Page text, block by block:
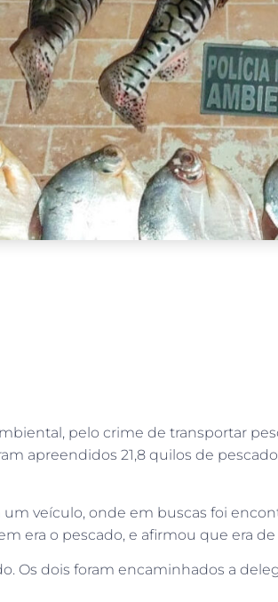
pelo crime de transportar
apreendidos 21,8 quilos de
veículo, onde em buscas foi
era o pescado, e afirmou que era
Os dois foram encaminhados a